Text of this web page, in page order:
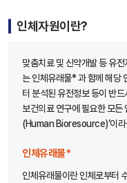
인체자원이란?
맞춤치료 및 신약개발 등 유
는 인체유래물* 과 함께 해당
터 분석된 유전정보 등이 반
보건의료 연구에 필요한 모든
(Human Bioresource)’이라
인체유래물*
인체유래물이란 인체로부터